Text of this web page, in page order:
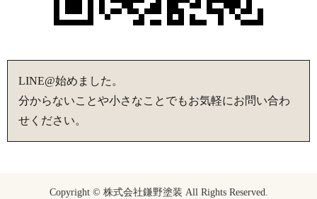
LINE@始めました。
分からないことや小さなことでもお気軽にお問い合わ
せください。
Copyright © 株式会社鎌野塗装 All Rights Reserved.